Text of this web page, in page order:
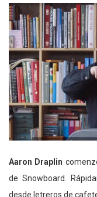
Aaron Draplin
de Snowboard.
desde letreros de